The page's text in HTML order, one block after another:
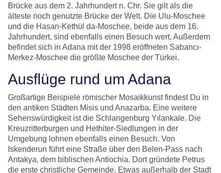
Brücke aus dem 2. Jahrhundert n. Chr. Sie gilt als die
älteste noch genutzte Brücke der Welt. Die Ulu-Moschee
und die Hasan-Kethül da-Moschee, beide aus dem 16.
Jahrhundert, sind ebenfalls einen Besuch wert. Außerdem
befindet sich in Adana mit der 1998 eröffneten Sabancı-
Merkez-Moschee die größte Moschee der Türkei.
Ausflüge rund um Adana
Großartige Beispiele römischer Mosaikkunst findest Du in
den antiken Städten Misis und Anazarba. Eine weitere
Sehenswürdigkeit ist die Schlangenburg Yılankale. Die
Kreuzritterburgen und Hethiter-Siedlungen in der
Umgebung lohnen ebenfalls einen Besuch. Von
Iskenderun führt eine Straße über den Belen-Pass nach
Antakya, dem biblischen Antiochia. Dort gründete Petrus
die erste christliche Gemeinde. Etwas außerhalb der Stadt